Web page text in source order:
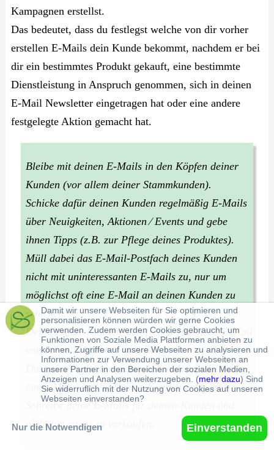
Kampagnen erstellst.
Das bedeutet, dass du festlegst welche von dir vorher
erstellen E-Mails dein Kunde bekommt, nachdem er bei
dir ein bestimmtes Produkt gekauft, eine bestimmte
Dienstleistung in Anspruch genommen, sich in deinen
E-Mail Newsletter eingetragen hat oder eine andere
festgelegte Aktion gemacht hat.
Bleibe mit deinen E-Mails in den Köpfen deiner
Kunden (vor allem deiner Stammkunden).
Schicke dafür deinen Kunden regelmäßig E-Mails
über Neuigkeiten, Aktionen ⁄ Events und gebe
ihnen Tipps (z.B. zur Pflege deines Produktes).
Müll dabei das E-Mail-Postfach deines Kunden
nicht mit uninteressanten E-Mails zu, nur um
möglichst oft eine E-Mail an deinen Kunden zu
schicken.
Deine Kunden sollten sich freuen eine neue E-Mail
von dir zu bekommen und zu lesen.
Das schaffst du nur, wenn du mit deinen E-Mails
einen Mehrwert für deinen Kunden erzeugst.
Schreibe deine E-Mails für deinen Kunden und
nicht um etwas zu verkaufen.
Damit wir unsere Webseiten für Sie optimieren und
personalisieren können würden wir gerne Cookies
verwenden. Zudem werden Cookies gebraucht, um
Funktionen von Soziale Media Plattformen anbieten zu
können, Zugriffe auf unsere Webseiten zu analysieren und
Informationen zur Verwendung unserer Webseiten an
unsere Partner in den Bereichen der sozialen Medien,
Anzeigen und Analysen weiterzugeben. (mehr dazu) Sind
Sie widerruflich mit der Nutzung von Cookies auf unseren
Webseiten einverstanden?
Einverstanden
Nur die Notwendigen